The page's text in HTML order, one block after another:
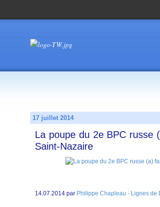
17 juillet 2014
La poupe du 2e BPC russe
Saint-Nazaire
14.07.2014 par Philippe Chapleau - Lignes de